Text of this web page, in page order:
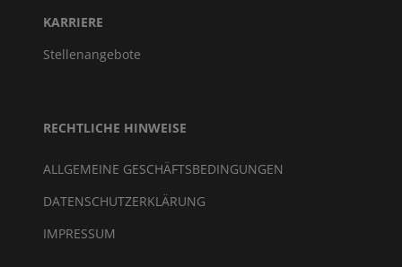
KARRIERE
Stellenangebote
RECHTLICHE HINWEISE
ALLGEMEINE GESCHÄFTSBEDINGUNGEN
DATENSCHUTZERKLÄRUNG
IMPRESSUM